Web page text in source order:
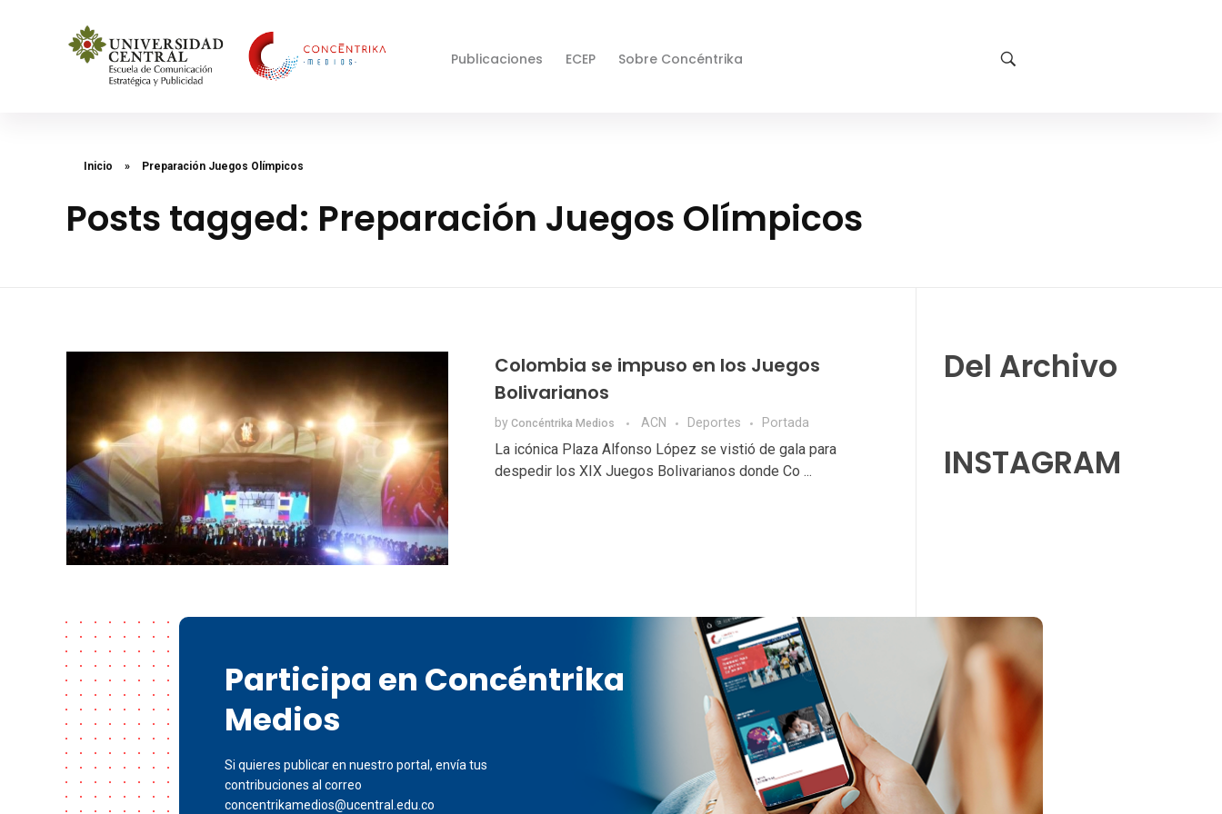
Publicaciones ECEP Sobre Concéntrika
Inicio » Preparación Juegos Olímpicos
Posts tagged: Preparación Juegos Olímpicos
Colombia se impuso en los Juegos
Bolivarianos
by Concéntrika Medios ACN Deportes Portada
La icónica Plaza Alfonso López se vistió de gala para
despedir los XIX Juegos Bolivarianos donde Co ...
Del Archivo
INSTAGRAM
Participa en Concéntrika
Medios
Si quieres publicar en nuestro portal, envía tus
contribuciones al correo
concentrikamedios@ucentral.edu.co